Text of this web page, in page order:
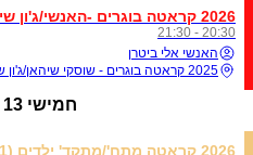
2026 קראטה בוגרים -האנשי/ג'ון שיהאן חגי | ימי א' וד' 20:30-21:30
20:30 - 21:30
האנשי אלי ביטרן
2025 קראטה בוגרים - שוסקי שיהאן/ג'ון שיהאן חגי
חמישי 13 אוגוסט